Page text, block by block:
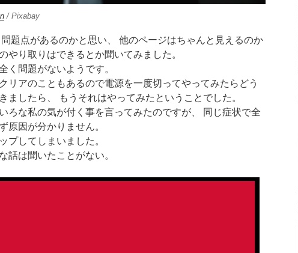
/ Pixabay
題点があるのかと思い、 他のページはちゃんと見えるのか
やり取りはできるとか聞いてみました。
く問題がないようです。
リアのこともあるので電源を一度切ってやってみたらどう
ましたら、 もうそれはやってみたということでした。
ろな私の気が付く事を言ってみたのですが、 同じ症状で全
原因が分かりません。
プしてしまいました。
話は聞いたことがない。